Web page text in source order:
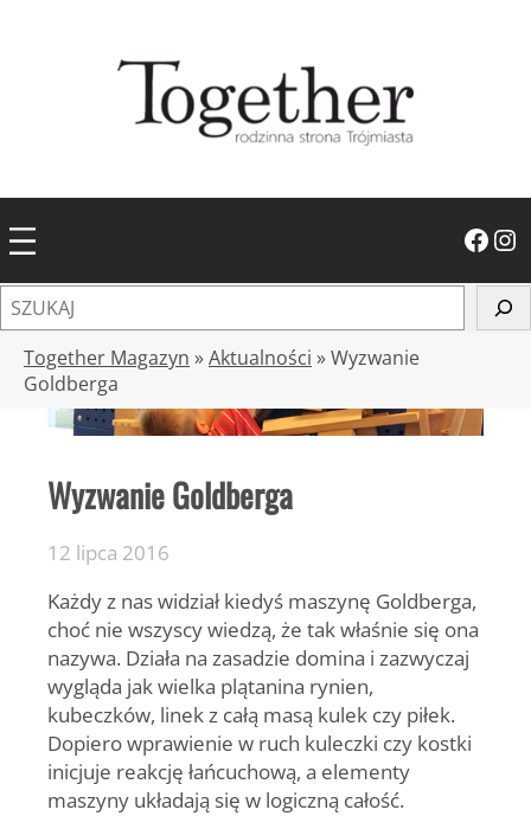
Facebook Instagram
z
Together Magazyn »Aktualności »Wyzwanie
Goldberga
Wyzwanie Goldberga
12 lipca 2016
Każdy z nas widział kiedyś maszynę Goldberga,
choć nie wszyscy wiedzą, że tak właśnie się ona
nazywa. Działa na zasadzie domina i zazwyczaj
wygląda jak wielka plątanina rynien,
kubeczków, linek z całą masą kulek czy piłek.
Dopiero wprawienie w ruch kuleczki czy kostki
inicjuje reakcję łańcuchową, a elementy
maszyny układają się w logiczną całość.